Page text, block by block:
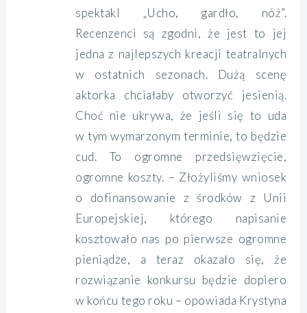
spektakl „Ucho, gardło, nóż”.
Recenzenci są zgodni, że jest to jej
jedna z najlepszych kreacji teatralnych
w ostatnich sezonach. Dużą scenę
aktorka chciałaby otworzyć jesienią.
Choć nie ukrywa, że jeśli się to uda
w tym wymarzonym terminie, to będzie
cud. To ogromne przedsięwzięcie,
ogromne koszty. – Złożyliśmy wniosek
o dofinansowanie z środków z Unii
Europejskiej, którego napisanie
kosztowało nas po pierwsze ogromne
pieniądze, a teraz okazało się, że
rozwiązanie konkursu będzie dopiero
w końcu tego roku – opowiada Krystyna